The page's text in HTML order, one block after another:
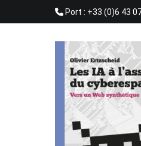
Port : +33 (0)6 43